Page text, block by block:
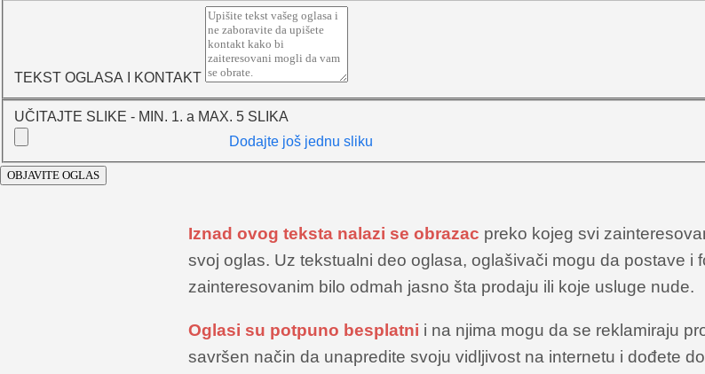
TEKST OGLASA I KONTAKT
UČITAJTE SLIKE - MIN. 1. a MAX. 5 SLIKA
Dodajte još jednu sliku
Iznad ovog teksta nalazi se obrazac preko kojeg svi
svoj oglas. Uz tekstualni deo oglasa, oglašivači mogu da postave i
zainteresovanim bilo odmah jasno šta prodaju ili koje usluge nude.
Oglasi su potpuno besplatni i na njima mogu da se reklamiraju
savršen način da unapredite svoju vidljivost na internetu i dođete